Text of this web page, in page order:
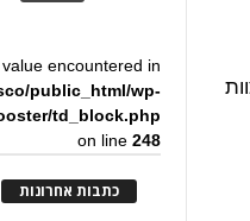
encountered in
public_html/wp-
td_block.php
on line248
כתבות אחרונות